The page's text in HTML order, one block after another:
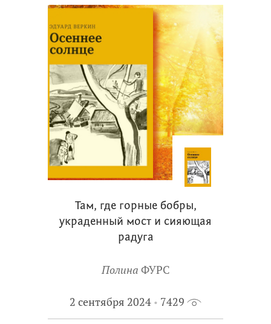
Там, где горные бобры,
украденный мост и сияющая
радуга
Полина ФУРС
2 сентября 2024 7429